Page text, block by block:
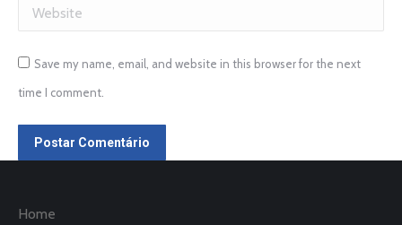
Website
Save my name, email, and website in this browser for the next
time I comment.
Postar Comentário
Home